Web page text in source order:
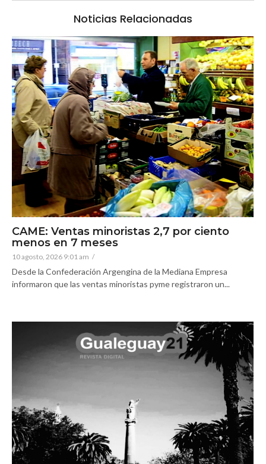
Noticias Relacionadas
CAME: Ventas minoristas 2,7 por ciento
menos en 7 meses
10 agosto, 2026 9:01 am /
Desde la Confederación Argengina de la Mediana Empresa
informaron que las ventas minoristas pyme registraron un...